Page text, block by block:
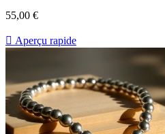
55,00 €
 Aperçu rapide